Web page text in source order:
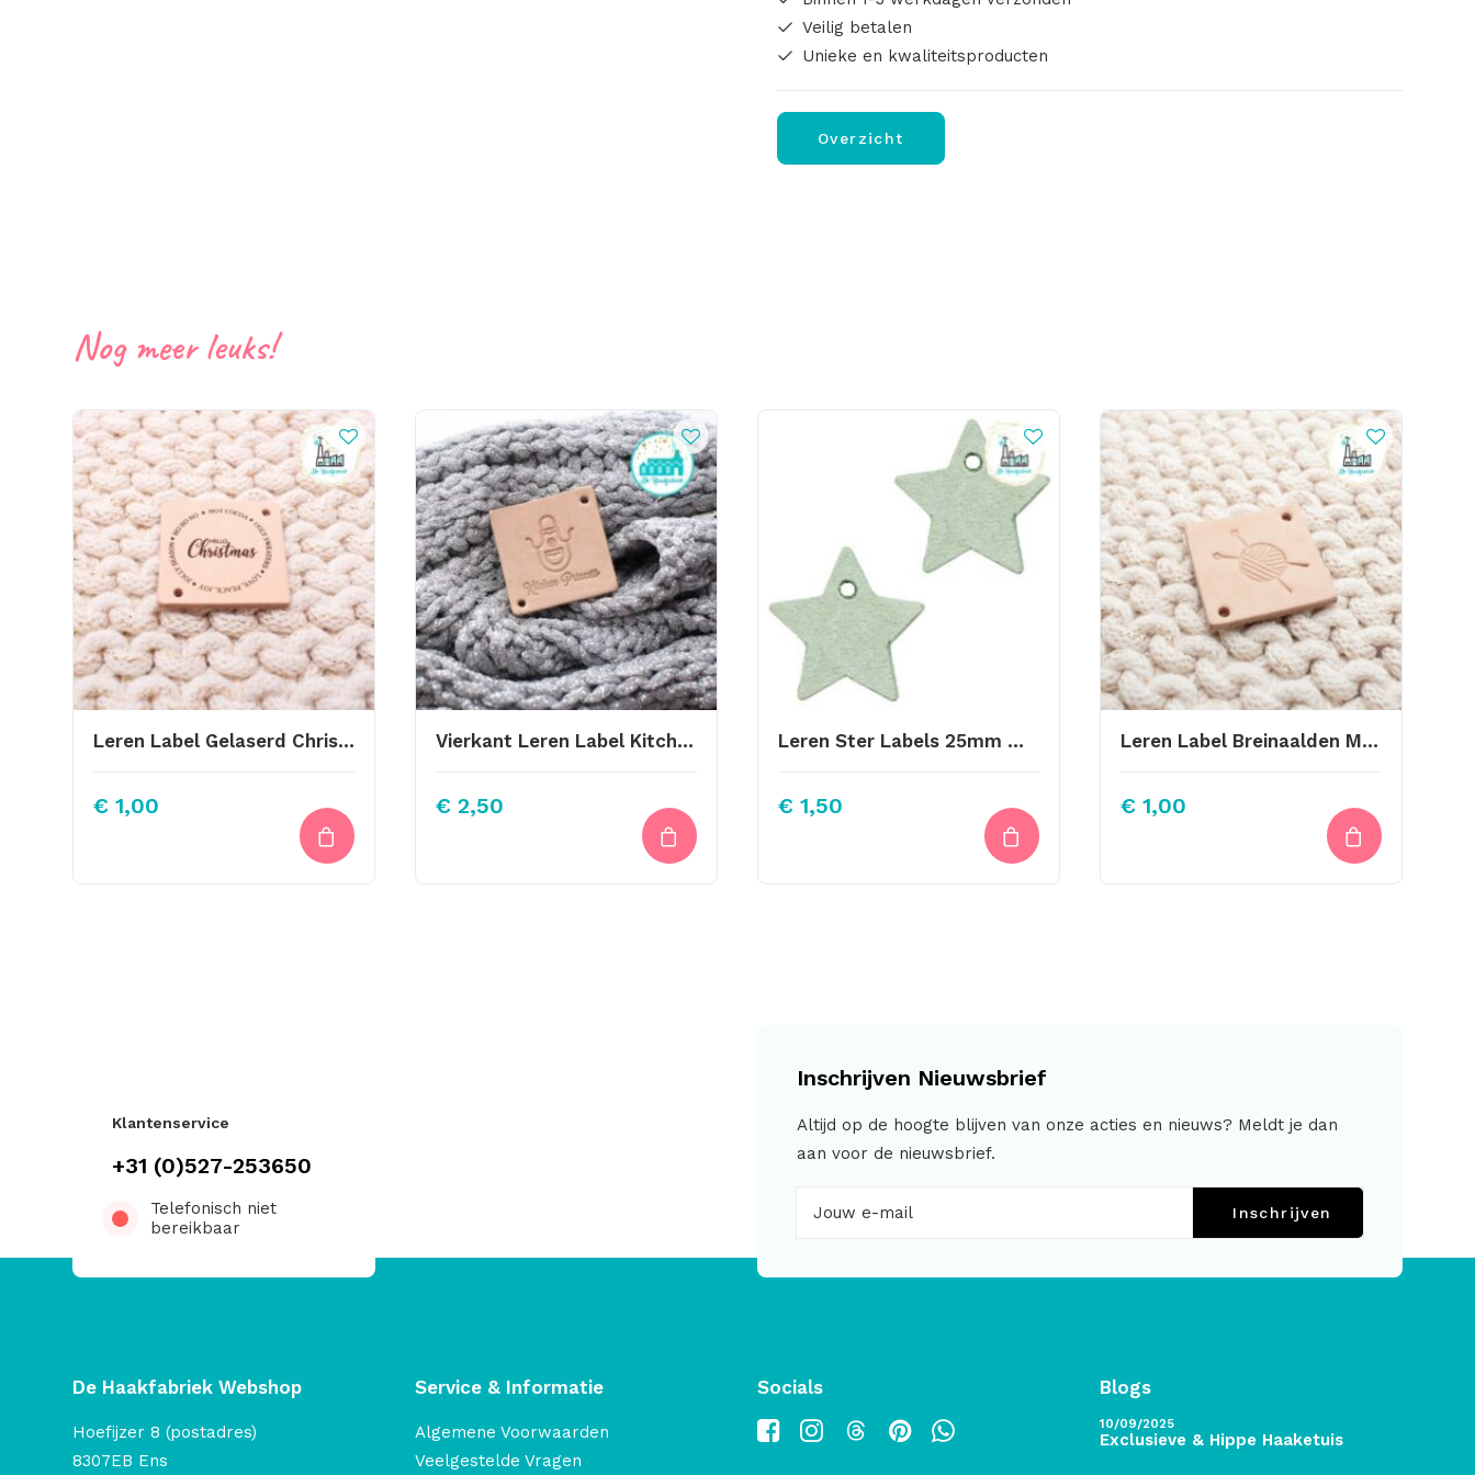
Veilig betalen
Unieke en kwaliteitsproducten
Overzicht
Nog meer leuks!
Leren Label Gelaserd Christmas Rond
€ 1,00
Vierkant Leren Label Kitchen Princess 3,5×3,5cm
€ 2,50
Leren Ster Labels 25mm Meadow Green
€ 1,50
Leren Label Breinaalden Met Bol Wol
€ 1,00
Klantenservice
+31 (0)527-253650
Telefonisch niet
bereikbaar
Inschrijven Nieuwsbrief
Altijd op de hoogte blijven van onze acties en nieuws? Meldt je dan
aan voor de nieuwsbrief.
Inschrijven
De Haakfabriek Webshop
Hoefijzer 8 (postadres)
8307EB Ens
Service & Informatie
Algemene Voorwaarden
Veelgestelde Vragen
Socials Blogs
10/09/2025
Exclusieve & Hippe Haaketuis